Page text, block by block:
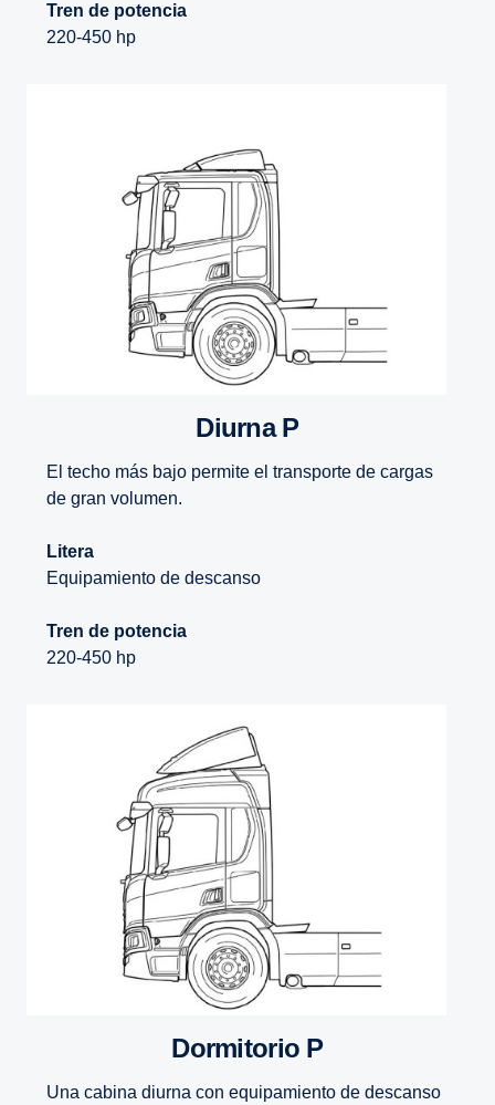
Tren de potencia
220-450 hp
Diurna P
El techo más bajo permite el transporte de cargas
de gran volumen.
Litera
Equipamiento de descanso
Tren de potencia
220-450 hp
Dormitorio P
Una cabina diurna con equipamiento de descanso